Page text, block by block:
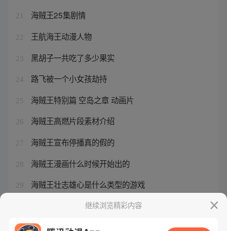
21 海贼王25集剧情
22 王航海王动漫人物
23 黑胡子一共吃了多少果实
24 路飞被一个小女孩劫持
25 海贼王特别篇 空岛之章 动画片
26 海贼王高燃片段素材介绍
27 海贼王宣布停播真的假的
28 海贼王漫画什么时候开始出的
29 海贼王壮志雄心是什么类型的游戏
娜美被永久封停了继续浏览精彩内容